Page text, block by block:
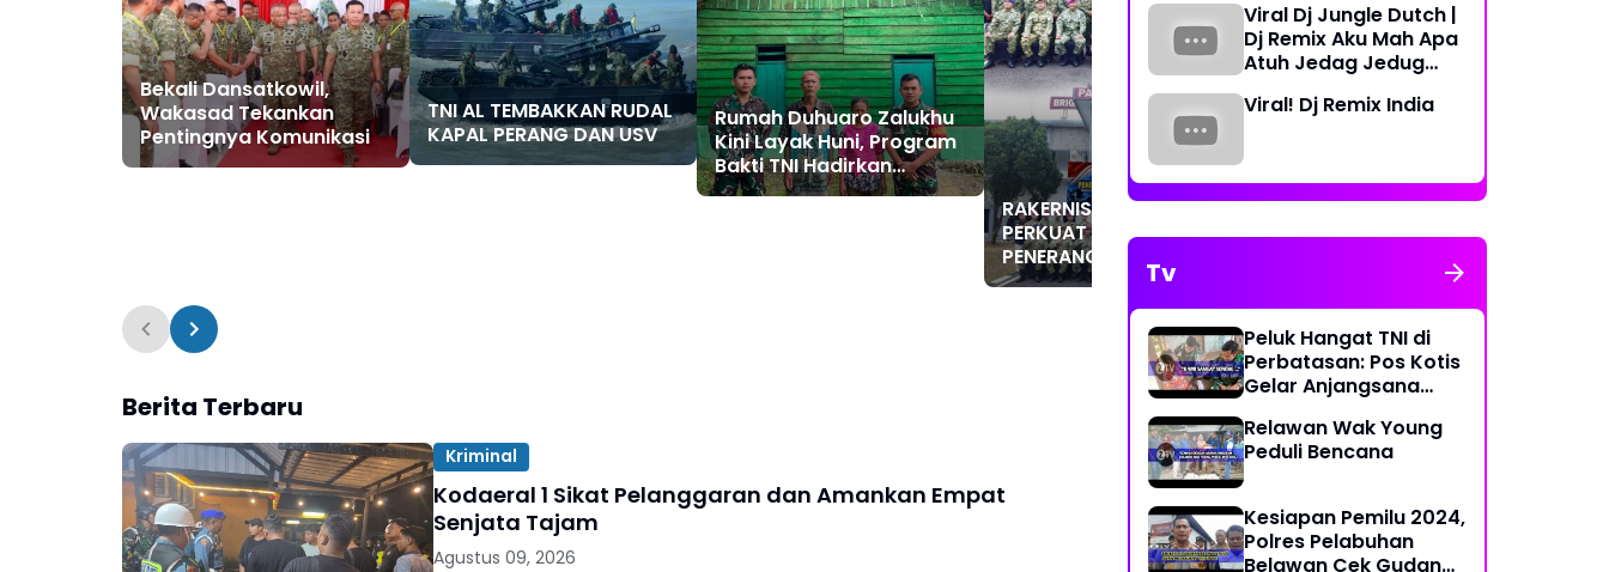
Bekali Dansatkowil,
Wakasad Tekankan
Pentingnya Komunikasi
TNI AL TEMBAKKAN RUDAL
KAPAL PERANG DAN USV
Rumah Duhuaro Zalukhu
Kini Layak Huni, Program
Bakti TNI Hadirkan
Harapan Baru di Nias
RAKERNISPEN KORMAR
PERKUAT KAPABILITAS
PENERANGAN DALAM
MENGHADAPI DINAMIKA
RUANG DIGITAL
Menko Pangan RI Bekali
Pasis Seskoad Wawasan
Ketahanan Nasional
Berita Terbaru
Kriminal
Kodaeral 1 Sikat Pelanggaran dan Amankan Empat
Senjata Tajam
Agustus 09, 2026
Periode 2023-2026
Viral Dj Jungle Dutch |
Dj Remix Aku Mah Apa
Atuh Jedag Jedug
Viral! Dj Remix India
Tv
Peluk Hangat TNI di
Perbatasan: Pos Kotis
Gelar Anjangsana
Relawan Wak Young
Peduli Bencana
Kesiapan Pemilu 2024,
Polres Pelabuhan
Belawan Cek Gudang